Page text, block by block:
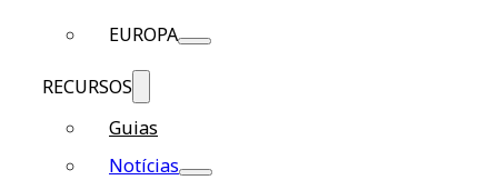
EUROPA
RECURSOS
Guias
Notícias